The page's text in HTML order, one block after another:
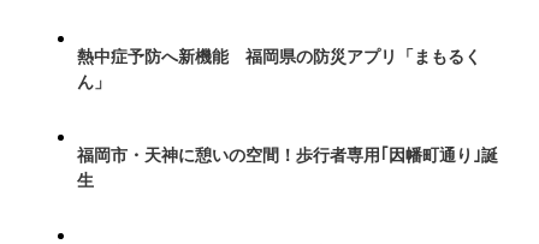
熱中症予防へ新機能 福岡県の防災アプリ「まもるく
ん」
福岡市・天神に憩いの空間！歩行者専用｢因幡町通り｣誕
生